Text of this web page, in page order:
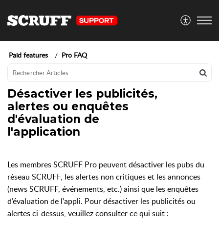
Paid features Pro FAQ
Désactiver les publicités,
alertes ou enquêtes
d'évaluation de
l'application
Les membres SCRUFF Pro peuvent désactiver les pubs du
réseau SCRUFF, les alertes non critiques et les annonces
(news SCRUFF, événements, etc.) ainsi que les enquêtes
d’évaluation de l’appli. Pour désactiver les publicités ou
alertes ci-dessus, veuillez consulter ce qui suit :